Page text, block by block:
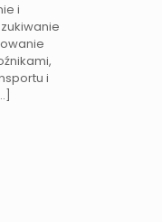
i
i